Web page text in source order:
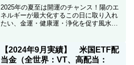
2025年の夏至は開運のチャンス！陽のエ
ネルギーが最大化するこの日に取り入れ
たい、金運・健康運・浄化を促す風水グ
【2024年9月実績】 米国ETF配
当金（全世界：VT、高配当：